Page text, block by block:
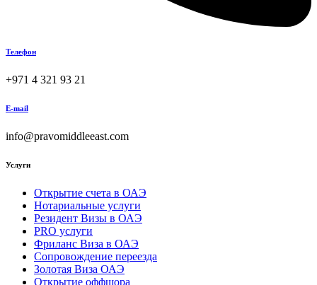
Телефон
+971 4 321 93 21
E-mail
info@pravomiddleeast.com
Услуги
Открытие счета в ОАЭ
Нотариальные услуги
Резидент Визы в ОАЭ
PRO услуги
Фриланс Виза в ОАЭ
Сопровождение переезда
Золотая Виза ОАЭ
Открытие оффшора